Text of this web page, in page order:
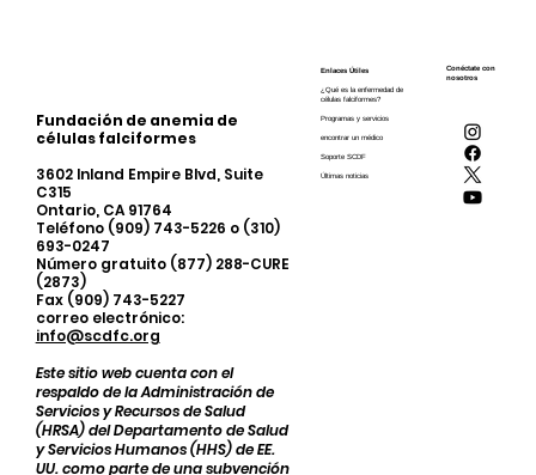
Fundación de anemia de
células falciformes
3602 Inland Empire Blvd, Suite
C315
Ontario, CA 91764
Teléfono (909) 743-5226 o (310)
693-0247
Número gratuito (877) 288-CURE
(2873)
Fax (909) 743-5227
correo electrónico:
info@scdfc.org
Este sitio web cuenta con el
respaldo de la Administración de
Servicios y Recursos de Salud
(HRSA) del Departamento de Salud
y Servicios Humanos (HHS) de EE.
UU. como parte de una subvención
Enlaces Útiles
¿Qué es la enfermedad de
células falciformes?
Programas y servicios
encontrar un médico
Soporte SCDF
Últimas noticias
Conéctate con
nosotros